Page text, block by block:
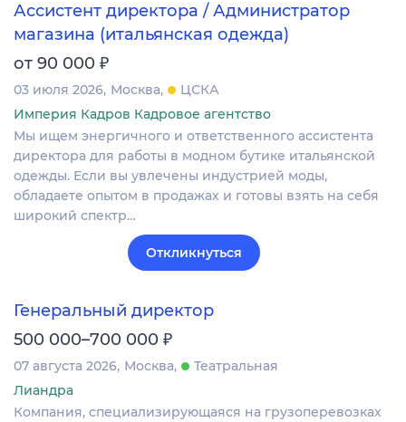
Ассистент директора / Администратор
магазина (итальянская одежда)
от 90 000 ₽
03 июля 2026 Москва
ЦСКА
Империя Кадров Кадровое агентство
Мы ищем энергичного и ответственного ассистента
директора для работы в модном бутике итальянской
одежды. Если вы увлечены индустрией моды,
обладаете опытом в продажах и готовы взять на себя
широкий спектр…
Откликнуться
Генеральный директор
500 000–700 000 ₽
07 августа 2026 Москва
Театральная
Лиандра
Компания, специализирующаяся на грузоперевозках